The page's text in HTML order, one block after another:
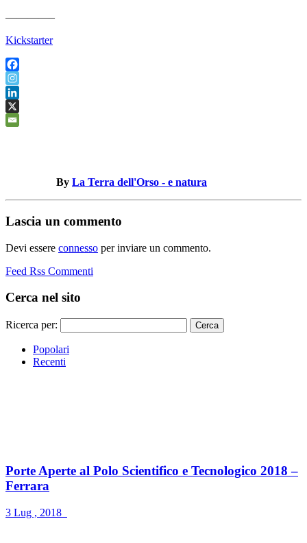
————–
Kickstarter
By La Terra dell'Orso - e natura
Lascia un commento
Devi essere connesso per inviare un commento.
Feed Rss Commenti
Cerca nel sito
Ricerca per:
Popolari
Recenti
Porte Aperte al Polo Scientifico e Tecnologico 2018 –
Ferrara
3 Lug , 2018